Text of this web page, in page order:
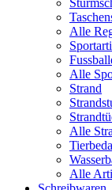
Alle
Alle
Strand
Alle
Alle